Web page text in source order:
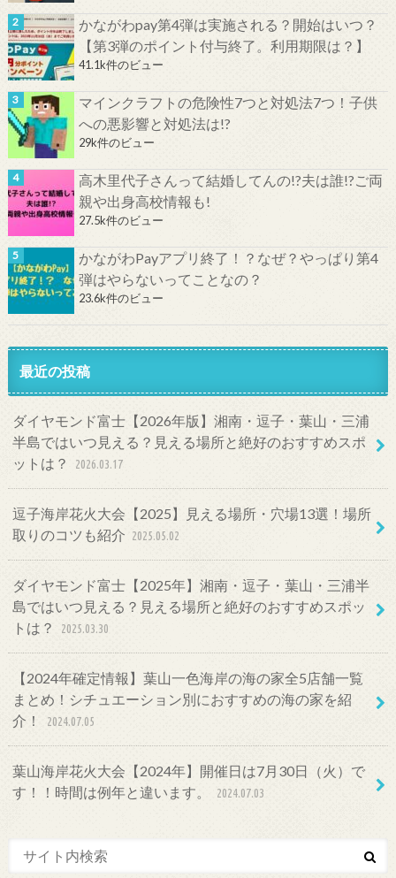
かながわpay第4弾は実施される？開始はいつ？
【第3弾のポイント付与終了。利用期限は？】
41.1k件のビュー
マインクラフトの危険性7つと対処法7つ！子供
への悪影響と対処法は!?
29k件のビュー
高木里代子さんって結婚してんの!?夫は誰!?ご両
親や出身高校情報も!
27.5k件のビュー
かながわPayアプリ終了！？なぜ？やっぱり第4
弾はやらないってことなの？
23.6k件のビュー
最近の投稿
ダイヤモンド富士【2026年版】湘南・逗子・葉山・三浦
半島ではいつ見える？見える場所と絶好のおすすめスポ
ットは？
2026.03.17
逗子海岸花火大会【2025】見える場所・穴場13選！場所
取りのコツも紹介 2025.05.02
ダイヤモンド富士【2025年】湘南・逗子・葉山・三浦半
島ではいつ見える？見える場所と絶好のおすすめスポッ
トは？
2025.03.30
【2024年確定情報】葉山一色海岸の海の家全5店舗一覧
まとめ！シチュエーション別におすすめの海の家を紹
介！
2024.07.05
葉山海岸花火大会【2024年】開催日は7月30日（火）で
す！！時間は例年と違います。
2024.07.03